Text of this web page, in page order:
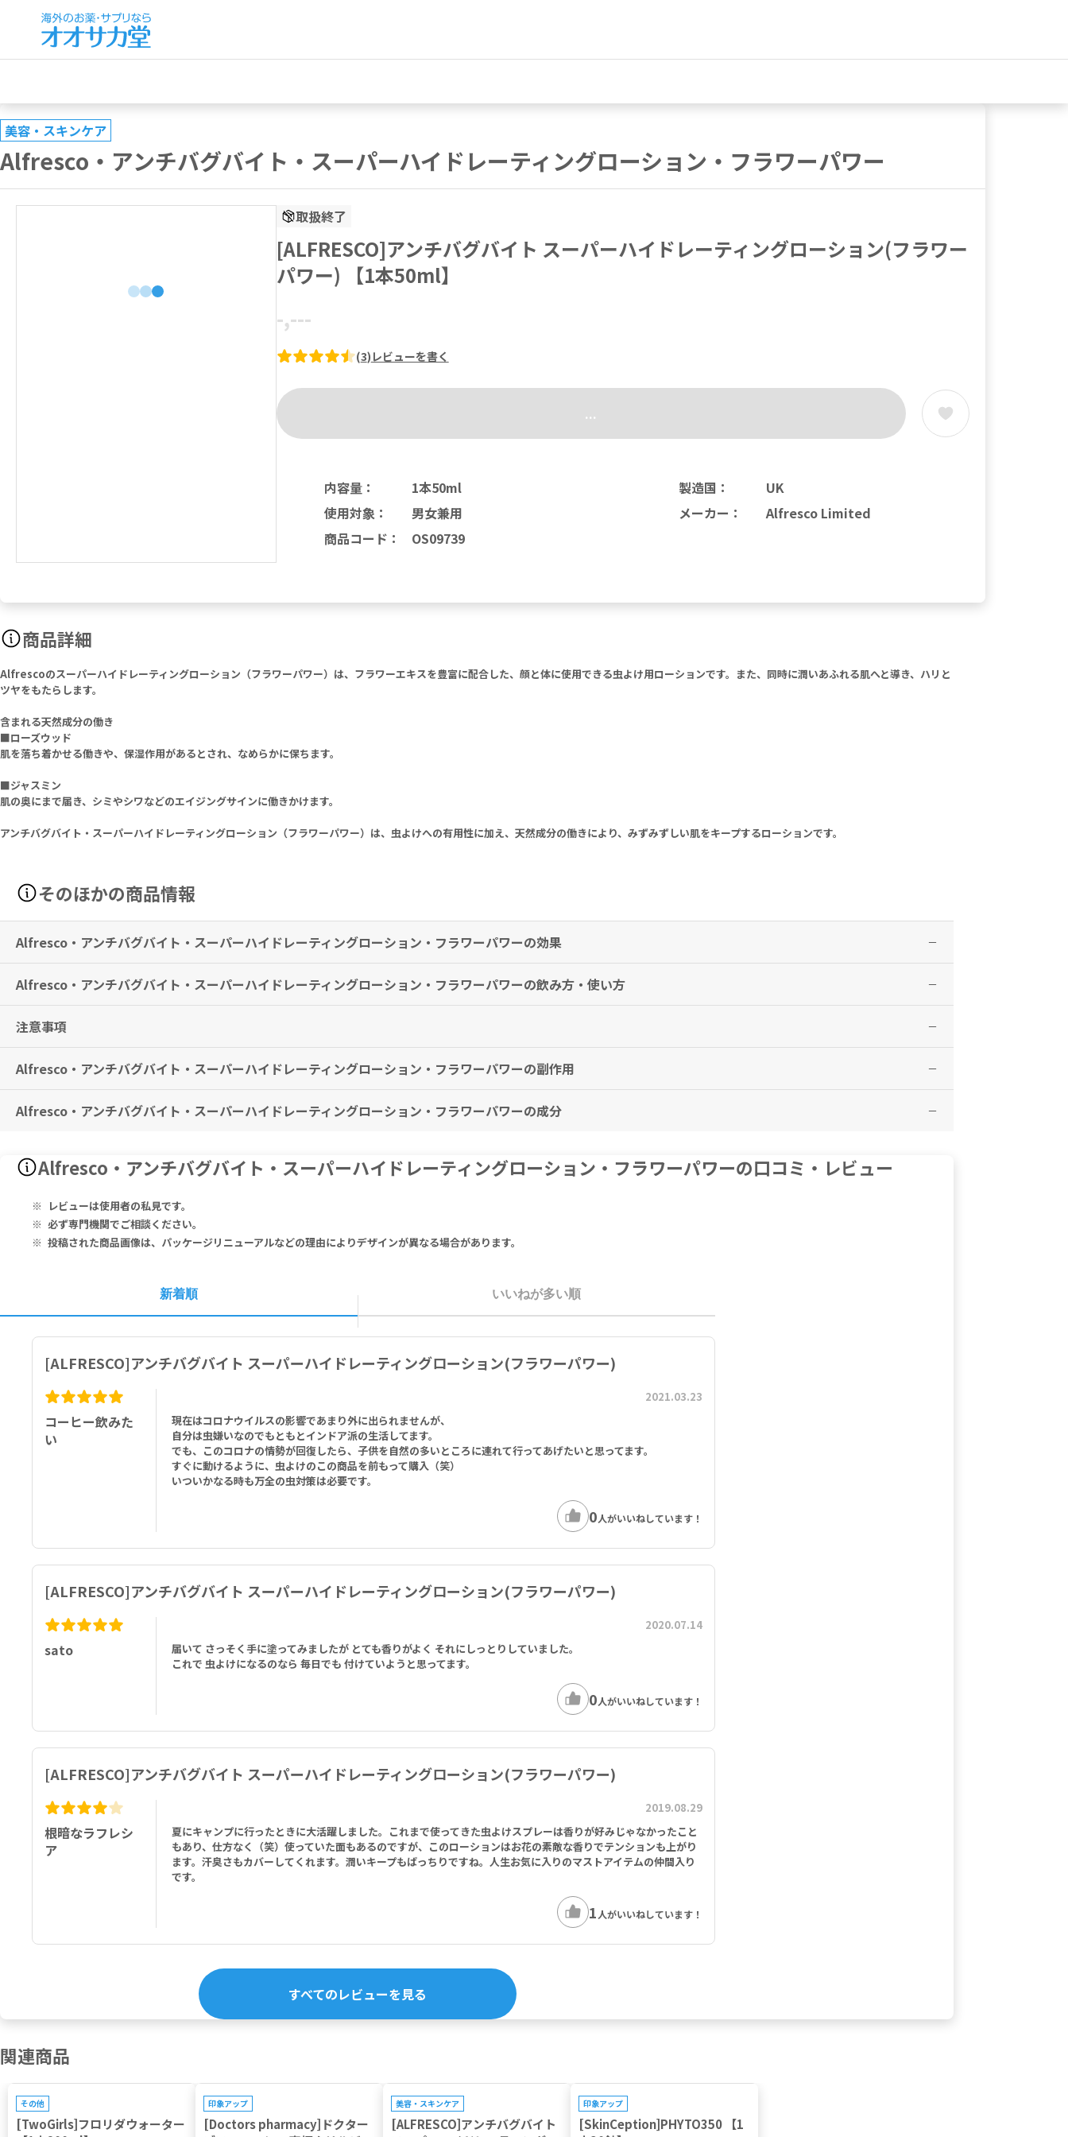
美容・スキンケア
Alfresco・アンチバグバイト・スーパーハイドレーティングローション・フラワーパワー
取扱終了
[ALFRESCO]アンチバグバイト スーパーハイドレーティングローション(フラワー
パワー) 【1本50ml】
-,---
(3) レビューを書く
...
内容量：
1本50ml
使用対象：
男女兼用
商品コード ： OS09739
製造国 ：
UK
メーカー ： Alfresco Limited
商品詳細
Alfrescoのスーパーハイドレーティングローション（フラワーパワー）は、フラワーエキスを豊富に配合した、顔と体に使用できる虫よけ用ローションです。また、同時に潤いあふれる肌へと導き、ハリと
ツヤをもたらします。
含まれる天然成分の働き
■ローズウッド
肌を落ち着かせる働きや、保湿作用があるとされ、なめらかに保ちます。
■ジャスミン
肌の奥にまで届き、シミやシワなどのエイジングサインに働きかけます。
アンチバグバイト・スーパーハイドレーティングローション（フラワーパワー）は、虫よけへの有用性に加え、天然成分の働きにより、みずみずしい肌をキープするローションです。
そのほかの商品情報
Alfresco・アンチバグバイト・スーパーハイドレーティングローション・フラワーパワーの効果
顔と体に使用できる虫よけ用のローションです。
※有用性には個人差がありますことを予めご了承ください。
Alfresco・アンチバグバイト・スーパーハイドレーティングローション・フラワーパワーの飲み方・使い方
有用性を最大限にするために、3時間ごと、あるいは、乾燥を感じた際に、顔や体に塗布してください。
注意事項
天然の植物オイルを豊富に配合しているため、製品が変色する場合がございますが、安全性や質に影響を及ぼすことはありません。
Alfresco・アンチバグバイト・スーパーハイドレーティングローション・フラワーパワーの副作用
特に副作用は報告されておりませんが、異常を感じた際はただちに使用を中止し、医師の診察をお受けください。
Alfresco・アンチバグバイト・スーパーハイドレーティングローション・フラワーパワーの成分
wood (D.odorifera Sustainably Sourced), Phenoxyethanol, Dimethicone, Benzophenone-3, Ethylhexylglycerin, Disodium EDTA, Ceteareth-20, Alpha-Isomethyl Ionone, Ben
水、パルミチン酸イソプロピル、トリ（カプリル酸／カプリン酸）グリセリル、ステアリン酸、セテアリルアルコール、ＴＥＡ、香料、バニラ、ジャスミン、ローズウッド（D.odorifera sustaina
bly sourced）、フェノキシエタノール、ジメチコン、オキシベンゾン-3、エチルヘキシルグリセリン、EDTA-2Na、セテアレス-20、α-イソメチルイオノン、ベンジルアルコール、安息香酸ベン
ジル、クマリン、オイゲノール、ツノマタゴケエキス、リモネン、リナロール
Alfresco・アンチバグバイト・スーパーハイドレーティングローション・フラワーパワーの口コミ・レビュー
レビューは使用者の私見です。
必ず専門機関でご相談ください。
投稿された商品画像は、パッケージリニューアルなどの理由によりデザインが異なる場合があります。
新着順 いいねが多い順
[ALFRESCO]アンチバグバイト スーパーハイドレーティングローション(フラワーパワー)
コーヒー飲みた
い
2021.03.23
現在はコロナウイルスの影響であまり外に出られませんが、
自分は虫嫌いなのでもともとインドア派の生活してます。
でも、このコロナの情勢が回復したら、子供を自然の多いところに連れて行ってあげたいと思ってます。
すぐに動けるように、虫よけのこの商品を前もって購入（笑）
いついかなる時も万全の虫対策は必要です。
0人がいいねしています！
[ALFRESCO]アンチバグバイト スーパーハイドレーティングローション(フラワーパワー)
sato
2020.07.14
届いて さっそく手に塗ってみましたが とても香りがよく それにしっとりしていました。
これで 虫よけになるのなら 毎日でも 付けていようと思ってます。
0人がいいねしています！
[ALFRESCO]アンチバグバイト スーパーハイドレーティングローション(フラワーパワー)
根暗なラフレシ
ア
2019.08.29
夏にキャンプに行ったときに大活躍しました。これまで使ってきた虫よけスプレーは香りが好みじゃなかったこと
もあり、仕方なく（笑）使っていた面もあるのですが、このローションはお花の素敵な香りでテンションも上がり
ます。汗臭さもカバーしてくれます。潤いキープもばっちりですね。人生お気に入りのマストアイテムの仲間入り
です。
1 人がいいねしています！
すべてのレビューを見る
関連商品
その他
[TwoGirls]フロリダウォーター
印象アップ
[Doctors pharmacy]ドクター
美容・スキンケア
[ALFRESCO]アンチバグバイト
印象アップ
[SkinCeption]PHYTO350 【1